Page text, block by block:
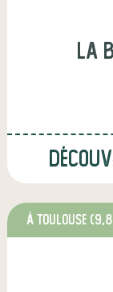
la
à Toulouse